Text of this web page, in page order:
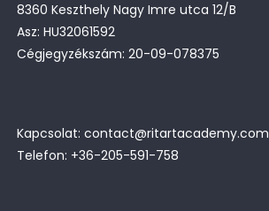
8360 Keszthely Nagy Imre utca 12/B
Asz: HU32061592
Cégjegyzékszám: 20-09-078375
Kapcsolat: contact@ritartacademy.com
Telefon: +36-205-591-758